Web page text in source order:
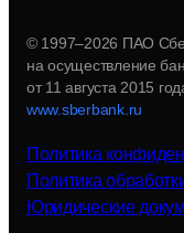
© 1997–2026 ПАО
на осуществление
от 11 августа 2015
www.sberbank.ru
Политика
Политика
Юридические